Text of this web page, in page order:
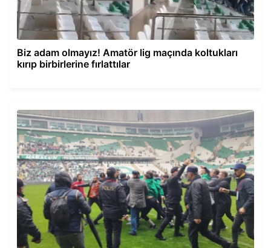
Biz adam olmayız! Amatör lig maçında koltukları
kırıp birbirlerine fırlattılar